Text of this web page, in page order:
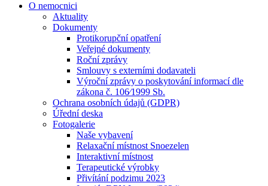
O nemocnici
Aktuality
Dokumenty
Protikorupční opatření
Veřejné dokumenty
Roční zprávy
Smlouvy s externími dodavateli
Výroční zprávy o poskytování informací dle
zákona č. 106⁄1999 Sb.
Ochrana osobních údajů (GDPR)
Úřední deska
Fotogalerie
Naše vybavení
Relaxační místnost Snoezelen
Interaktivní místnost
Terapeutické výrobky
Přivítání podzimu 2023